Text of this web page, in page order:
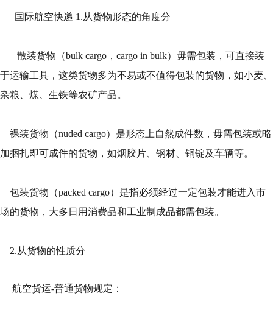
国际航空快递 1.从货物形态的角度分
散装货物（bulk cargo，cargo in bulk）毋需包装，可直接装
于运输工具，这类货物多为不易或不值得包装的货物，如小麦、
杂粮、煤、生铁等农矿产品。
裸装货物（nuded cargo）是形态上自然成件数，毋需包装或略
加捆扎即可成件的货物，如烟胶片、钢材、铜锭及车辆等。
包装货物（packed cargo）是指必须经过一定包装才能进入市
场的货物，大多日用消费品和工业制成品都需包装。
2.从货物的性质分
航空货运-普通货物规定：